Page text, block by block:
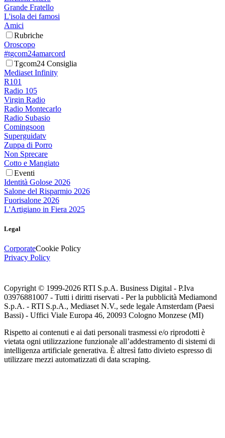
Grande Fratello
L'isola dei famosi
Amici
Rubriche
Oroscopo
#tgcom24amarcord
Tgcom24 Consiglia
Mediaset Infinity
R101
Radio 105
Virgin Radio
Radio Montecarlo
Radio Subasio
Comingsoon
Superguidatv
Zuppa di Porro
Non Sprecare
Cotto e Mangiato
Eventi
Identità Golose 2026
Salone del Risparmio 2026
Fuorisalone 2026
L'Artigiano in Fiera 2025
Legal
CorporateCookie Policy
Privacy Policy
Copyright © 1999-2026 RTI S.p.A. Business Digital - P.Iva
03976881007 - Tutti i diritti riservati - Per la pubblicità Mediamond
S.p.A. - RTI S.p.A., Mediaset N.V., sede legale Amsterdam (Paesi
Bassi) - Uffici Viale Europa 46, 20093 Cologno Monzese (MI)
Rispetto ai contenuti e ai dati personali trasmessi e/o riprodotti è
vietata ogni utilizzazione funzionale all’addestramento di sistemi di
intelligenza artificiale generativa. È altresì fatto divieto espresso di
utilizzare mezzi automatizzati di data scraping.